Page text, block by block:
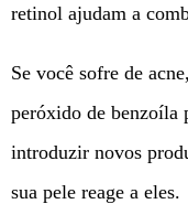
retinol ajudam a
Se você sofre de
peróxido de benzoíla
introduzir novos
sua pele reage a eles.